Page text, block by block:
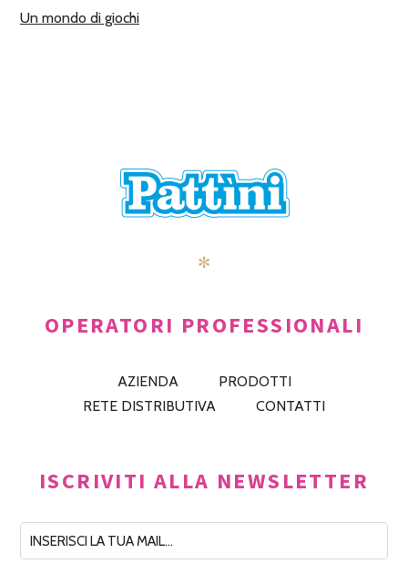
Un mondo di giochi
✻
OPERATORI PROFESSIONALI
AZIENDA
PRODOTTI
RETE DISTRIBUTIVA
CONTATTI
ISCRIVITI ALLA NEWSLETTER